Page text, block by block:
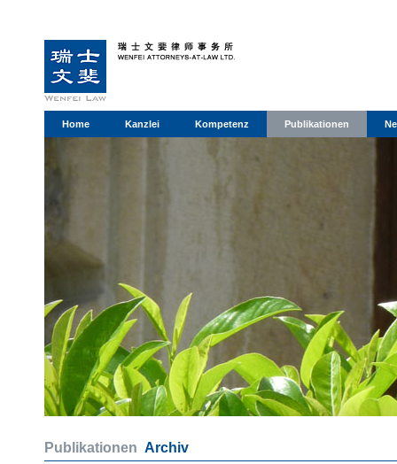
Home Kanzlei Kompetenz Publikationen
Publikationen Archiv